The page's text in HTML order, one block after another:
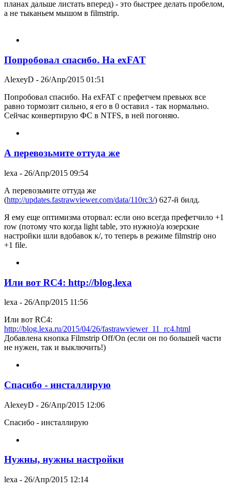
планах дальше листать вперед) - это быстрее делать пробелом,
а не тыканьем мышом в filmstrip.
Попробовал спасибо. На exFAT
AlexeyD - 26/Апр/2015 01:51
Попробовал спасибо. На exFAT с префетчем превьюх все
равно тормозит сильно, я его в 0 оставил - так нормально.
Сейчас конвертирую ФС в NTFS, в ней погоняю.
А перевозьмите оттуда же
lexa - 26/Апр/2015 09:54
А перевозьмите оттуда же
(http://updates.fastrawviewer.com/data/110rc3/) 627-й билд.
Я ему еще оптимизма оторвал: если оно всегда префетчило +1
row (потому что когда light table, это нужно)/а юзерские
настройки шли вдобавок к/, то теперь в режиме filmstrip оно
+1 file.
Или вот RC4: http://blog.lexa
lexa - 26/Апр/2015 11:56
Или вот RC4:
http://blog.lexa.ru/2015/04/26/fastrawviewer_11_rc4.html
Добавлена кнопка Filmstrip Off/On (если он по большей части
не нужен, так и выключить!)
Спасибо - инсталлирую
AlexeyD - 26/Апр/2015 12:06
Спасибо - инсталлирую
Нужны, нужны настройки
lexa - 26/Апр/2015 12:14